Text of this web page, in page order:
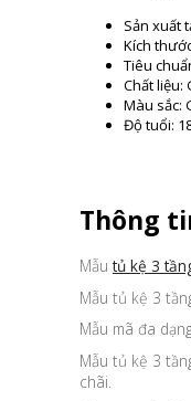
Sản xuất
Kích
Tiêu
Chất liệu:
Màu sắc:
Độ tuổi:
Thông
Mẫutủ kệ 3
Mẫu tủ kệ 3
Mẫu mã đa
Mẫu tủ kệ 3
chãi.